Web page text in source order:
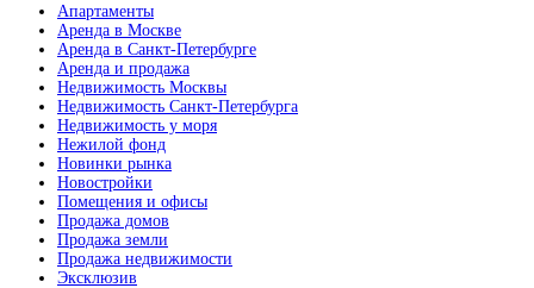
Апартаменты
Аренда в Москве
Аренда в Санкт-Петербурге
Аренда и продажа
Недвижимость Москвы
Недвижимость Санкт-Петербурга
Недвижимость у моря
Нежилой фонд
Новинки рынка
Новостройки
Помещения и офисы
Продажа домов
Продажа земли
Продажа недвижимости
Эксклюзив